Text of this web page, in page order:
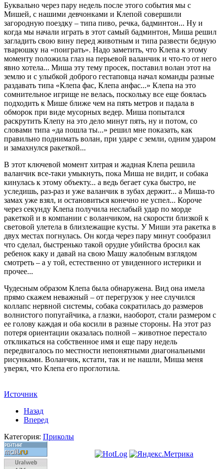
Буквально через пару недель после этого события мы с
Мишей, с нашими девчонками и Клепой совершили
загородную поездку – типа пиво, речка, бадминтон... Hу и
когда мы начали играть в этот самый бадминтон, Миша решил
загладить свою вину перед животным и типа развести бедную
тварюшку на «поиграть». Hадо заметить, что Клепа к этому
моменту положила глаз на перьевой валанчик и что-то от него
явно хотела... Миша эту тему просек, поставил волан этот на
землю и с улыбкой доброго гестаповца начал команды разные
раздавать типа «Клепа фас, Клепа анфас...» Клепа на это
сомнительное игрище не велась, поскольку все еще боялась
подходить к Мише ближе чем на пять метров и падала в
обморок при виде мусорных ведер. Миша попытался
раскрутить Клепу на это дело минут пять, ну и потом, со
словами типа «да пошла ты...» решил мне показать, как
правильно поднимать волан, при ударе с земли, одним ударом
и замахнулся ракеткой...
В этот ключевой момент хитрая и жадная Клепа решила
валанчик все-таки умыкнуть, пока Миша не видит, и собака
кинулась к этому объекту... а ведь бегает сука быстро, не
уследишь, раз-раз и уже валанчик в зубах держит... а Миша-то
замах уже взял, и остановиться конечно не успел... Короче
через секунду Клепа получила неслабый удар по морде
ракеткой и в компании с воланчиком, на скорости близкой к
световой улетела в близлежащие кусты. У Миши эта ракетка в
двух местах погнулась. Он когда через пару минут сообразил
что сделал, быстренько такой орудие убийства бросил как
ребенок каку и давай на свою Машу жалобным взглядом
смотреть – а у той, естественно от увиденного истерики и
прочее...
Чудесным образом Клепа была обнаружена. Вид она имела
прямо скажем неважный – от перегрузок у нее случился
коллапс нервной системы, собака сократилась до размеров
волнистого попугайчика, а глазки, наоборот, стали размером с
ее голову каждая и оба косили в разные стороны. Hа этот раз
потеря ориентации оказалась полной – животное перестало
откликаться на собственное имя и еще пару недель
передвигалось по местности непонятными диагональными
рисунками. Воланчик, кстати, так и не нашли, Миша меня
уверял, что Клепа его проглотила.
Источник
Назад
Вперед
Категория: Приколы